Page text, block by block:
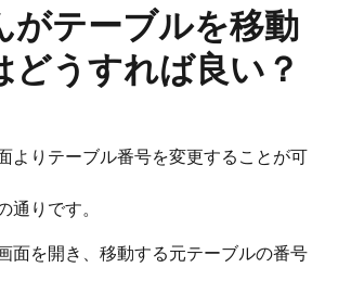
がテーブルを移動
どうすれば良い？
よりテーブル番号を変更することが可
りです。
面を開き、移動する元テーブルの番号